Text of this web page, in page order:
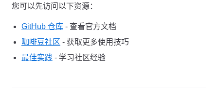
您可以先访问以下资源：
GitHub 仓库 - 查看官方文档
咖啡豆社区 - 获取更多使用技巧
最佳实践 - 学习社区经验